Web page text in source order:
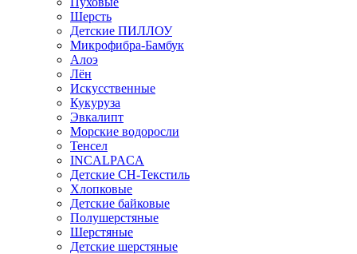
Шерсть
Детские ПИЛЛОУ
Микрофибра-Бамбук
Алоэ
Лён
Искусственные
Кукуруза
Эвкалипт
Морские водоросли
Тенсел
INCALPACA
Детские СН-Текстиль
Хлопковые
Детские байковые
Полушерстяные
Шерстяные
Детские шерстяные